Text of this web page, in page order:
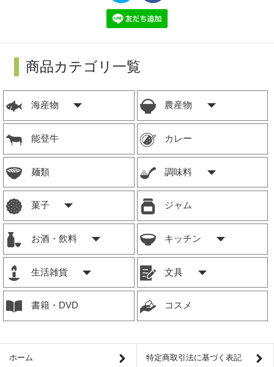
商品カテゴリ一覧
海産物 農産物
能登牛 カレー
麺類 調味料
菓子 ジャム
お酒・飲料 キッチン
生活雑貨 文具
書籍・DVD コスメ
ホーム 特定商取引法に基づく表記